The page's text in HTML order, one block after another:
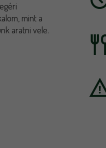
mint a
aratni vele.